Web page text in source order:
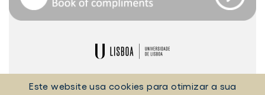
TERMOS E CONDIÇÕES
EQUIPA TÉCNICA
Este website usa cookies para otimizar a sua